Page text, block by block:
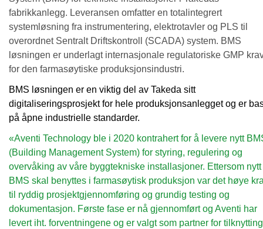
fabrikkanlegg. Leveransen omfatter en totalintegrert
systemløsning fra instrumentering, elektrotavler og PLS til
overordnet Sentralt Driftskontroll (SCADA) system. BMS
løsningen er underlagt internasjonale regulatoriske GMP
for den farmasøytiske produksjonsindustri.
BMS løsningen er en viktig del av Takeda sitt
digitaliseringsprosjekt for hele produksjonsanlegget og er
på åpne industrielle standarder.
«Aventi Technology ble i 2020 kontrahert for å levere nytt
(Building Management System) for styring, regulering og
overvåking av våre byggtekniske installasjoner. Ettersom nytt
BMS skal benyttes i farmasøytisk produksjon var det høye
til ryddig prosjektgjennomføring og grundig testing og
dokumentasjon. Første fase er nå gjennomført og Aventi har
levert iht. forventningene og er valgt som partner for